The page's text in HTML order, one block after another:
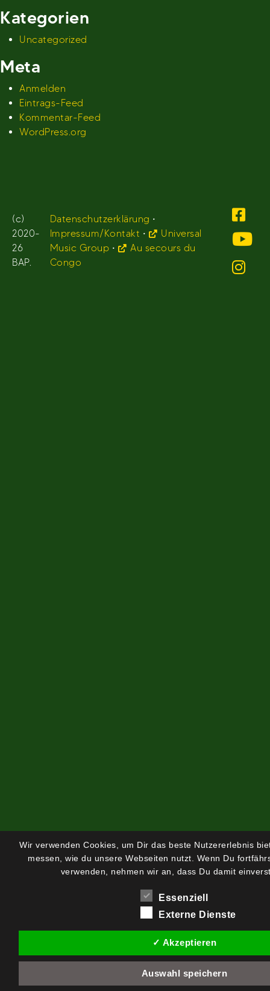
Kategorien
Uncategorized
Meta
Anmelden
Eintrags-Feed
Kommentar-Feed
WordPress.org
(c)
2020-
26
BAP.
Datenschutzerklärung •
Impressum/Kontakt •
Universal
Music Group •
Au secours du
Congo
Wir verwenden Cookies, um Dir das beste Nutzererlebnis
messen, wie du unsere Webseiten nutzt. Wenn Du
verwenden, nehmen wir an, dass Du damit
Essenziell
Externe Dienste
✓ Akzeptieren
Auswahl speichern